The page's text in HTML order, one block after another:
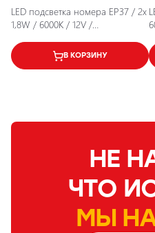
LED подсветка номера EP37 / 2x
1,8W / 6000K / 12V /
В КОРЗИНУ
НЕ
ЧТО
МЫ